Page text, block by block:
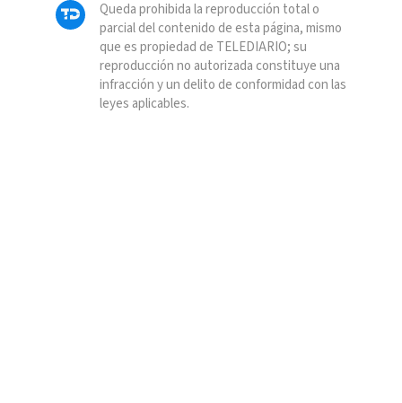
Queda prohibida la reproducción total o
parcial del contenido de esta página, mismo
que es propiedad de TELEDIARIO; su
reproducción no autorizada constituye una
infracción y un delito de conformidad con las
leyes aplicables.